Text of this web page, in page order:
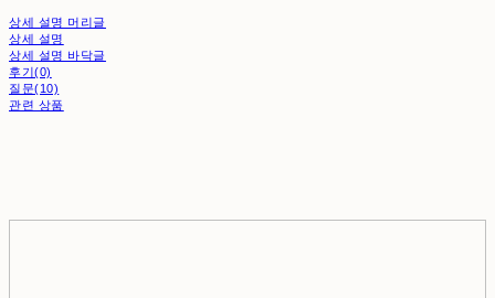
상세 설명 머리글
상세 설명
상세 설명 바닥글
후기(0)
질문(10)
관련 상품